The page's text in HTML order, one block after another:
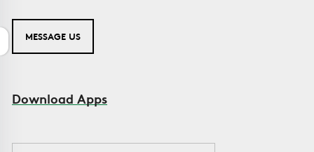
MESSAGE US
Download Apps